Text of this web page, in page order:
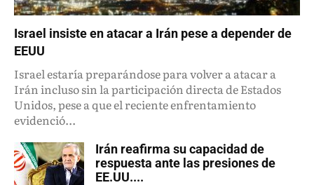
Israel insiste en atacar a Irán pese a depender de
EEUU
Israel estaría preparándose para volver a atacar a
Irán incluso sin la participación directa de Estados
Unidos, pese a que el reciente enfrentamiento
evidenció...
Irán reafirma su capacidad de
respuesta ante las presiones de
EE.UU....